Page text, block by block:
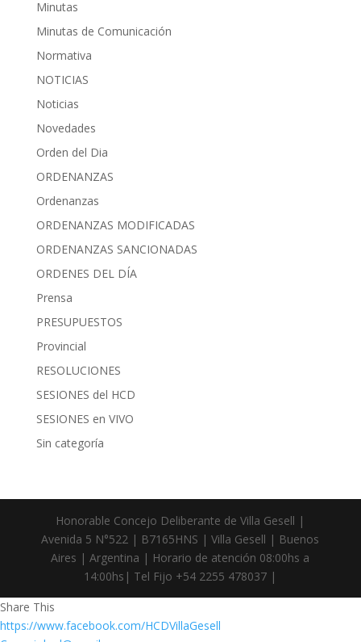
Minutas
Minutas de Comunicación
Normativa
NOTICIAS
Noticias
Novedades
Orden del Dia
ORDENANZAS
Ordenanzas
ORDENANZAS MODIFICADAS
ORDENANZAS SANCIONADAS
ORDENES DEL DÍA
Prensa
PRESUPUESTOS
Provincial
RESOLUCIONES
SESIONES del HCD
SESIONES en VIVO
Sin categoría
Honorable Concejo Deliberante de Villa Gesell |
Avenida 5 N°522 | B7165HNS | Villa Gesell | Buenos
Aires | Argentina | Horario de atención 08:00hs a
14:00hs| Tel Fijo +54 2255 478037 |
Share This
https://www.facebook.com/HCDVillaGesell